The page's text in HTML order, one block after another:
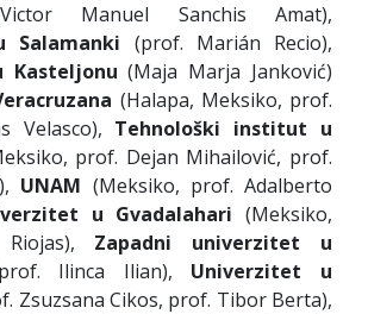
Manuel Sanchis Amat),
Salamanki (prof. Marián Recio),
Kasteljonu(Maja Marja Janković)
(Halapa, Meksiko, prof.
Velasco), Tehnološki institut u
prof. Dejan Mihailović, prof.
UNAM (Meksiko, prof. Adalberto
u Gvadalahari (Meksiko,
Zapadni univerzitet u
Ilinca Ilian), Univerzitet u
Zsuzsana Cikos, prof. Tibor Berta),